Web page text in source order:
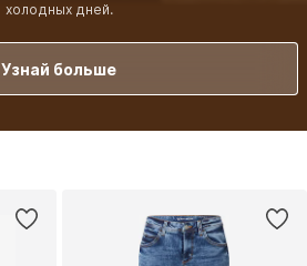
холодных дней.
Узнай больше